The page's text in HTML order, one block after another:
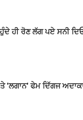
ਹੀ ਰੋਣ ਲੱਗ ਪਏ ਸਨੀ
'ਲਗਾਨ' ਫੇਮ ਦਿੱਗਜ